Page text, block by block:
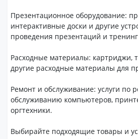
Презентационное оборудование:
интерактивные доски и другие
проведения презентаций и
Расходные материалы: картриджи,
другие расходные материалы для
Ремонт и обслуживание: услуги по
обслуживанию компьютеров,
оргтехники.
Выбирайте подходящие товары и